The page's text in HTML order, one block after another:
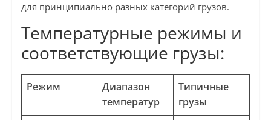
для принципиально разных категорий грузов.
Температурные режимы и
соответствующие грузы:
Режим
Диапазон
температур
Типичные
грузы